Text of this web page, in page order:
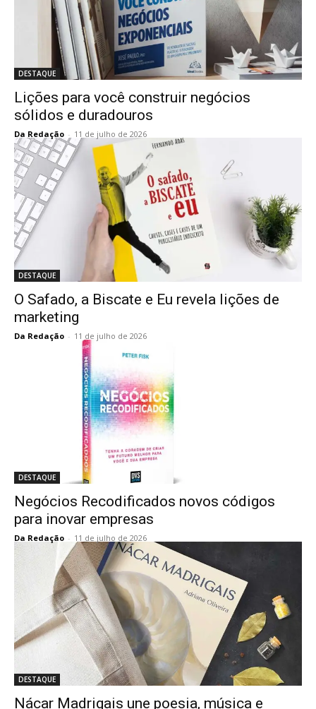
DESTAQUE
Lições para você construir negócios
sólidos e duradouros
Da Redação - 11 de julho de 2026
DESTAQUE
O Safado, a Biscate e Eu revela lições de
marketing
Da Redação - 11 de julho de 2026
DESTAQUE
Negócios Recodificados novos códigos
para inovar empresas
Da Redação - 11 de julho de 2026
DESTAQUE
Nácar Madrigais une poesia, música e